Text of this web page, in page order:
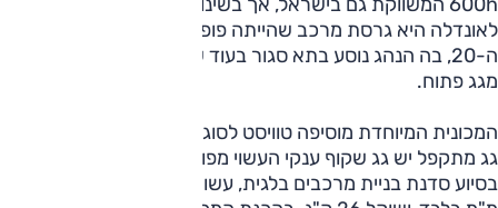
לאונדלה היא גרסת מרכב שהייתה פופולרית בראשית המאה
ה-20, בה הנהג נוסע בתא סגור בעוד שהנוסעים מאחור נהנים
מגג פתוח.
המכונית המיוחדת מוסיפה טוויסט לסוג המכוניות הזה, כשבמקום
גג מתקפל יש גג שקוף ענקי העשוי מפוליקרבונט. הגג, שנבנה
בסיוע סדנת בניית מרכבים בלגית, עשוי יחידה אחת בעובי שמונה